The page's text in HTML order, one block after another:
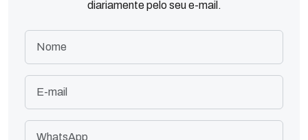
diariamente pelo seu e-mail.